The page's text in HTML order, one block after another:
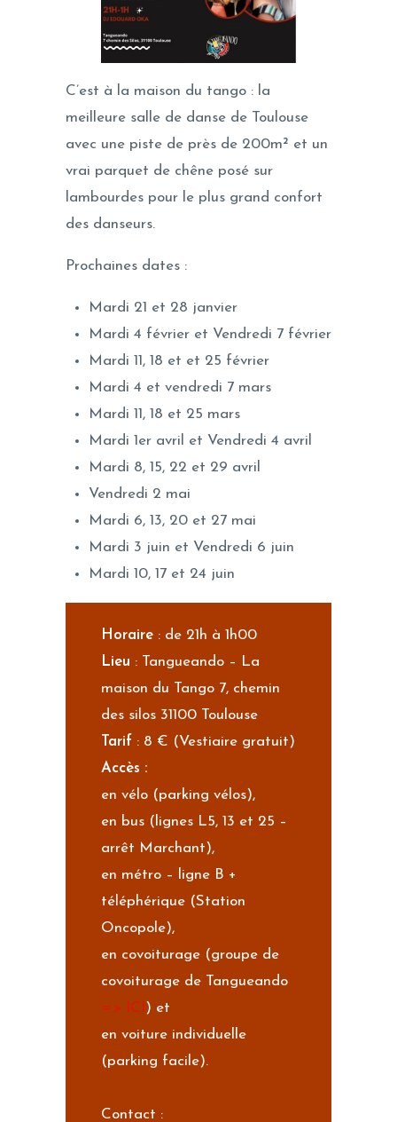
C’est à la maison du tango : la
meilleure salle de danse de Toulouse
avec une piste de près de 200m² et un
vrai parquet de chêne posé sur
lambourdes pour le plus grand confort
des danseurs.
Prochaines dates :
Mardi 21 et 28 janvier
Mardi 4 février et Vendredi 7 février
Mardi 11, 18 et et 25 février
Mardi 4 et vendredi 7 mars
Mardi 11, 18 et 25 mars
Mardi 1er avril et Vendredi 4 avril
Mardi 8, 15, 22 et 29 avril
Vendredi 2 mai
Mardi 6, 13, 20 et 27 mai
Mardi 3 juin et Vendredi 6 juin
Mardi 10, 17 et 24 juin
Horaire : de 21h à 1h00
Lieu : Tangueando – La
maison du Tango 7, chemin
des silos 31100 Toulouse
Tarif : 8 € (Vestiaire gratuit)
Accès :
en vélo (parking vélos),
en bus (lignes L5, 13 et 25 –
arrêt Marchant),
en métro – ligne B +
téléphérique (Station
Oncopole),
en covoiturage (groupe de
covoiturage de Tangueando
=> ICI ) et
en voiture individuelle
(parking facile).
Contact :